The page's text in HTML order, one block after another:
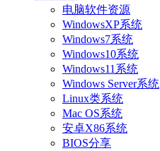
电脑软件资源
WindowsXP系统
Windows7系统
Windows10系统
Windows11系统
Windows Server系统
Linux类系统
Mac OS系统
安卓X86系统
BIOS分享